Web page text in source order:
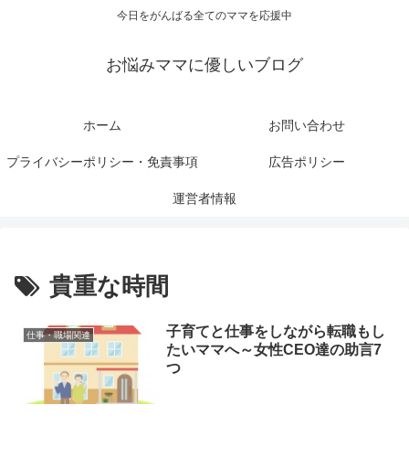
今日をがんばる全てのママを応援中
お悩みママに優しいブログ
ホーム お問い合わせ
プライバシーポリシー・免責事項 広告ポリシー
運営者情報
貴重な時間
仕事・職場関連
子育てと仕事をしながら転職もし
たいママへ～女性CEO達の助言7
つ